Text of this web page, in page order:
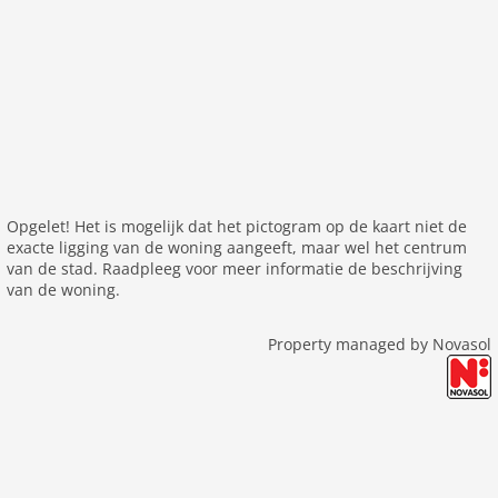
Opgelet! Het is mogelijk dat het pictogram op de kaart niet de
exacte ligging van de woning aangeeft, maar wel het centrum
van de stad. Raadpleeg voor meer informatie de beschrijving
van de woning.
Property managed by Novasol